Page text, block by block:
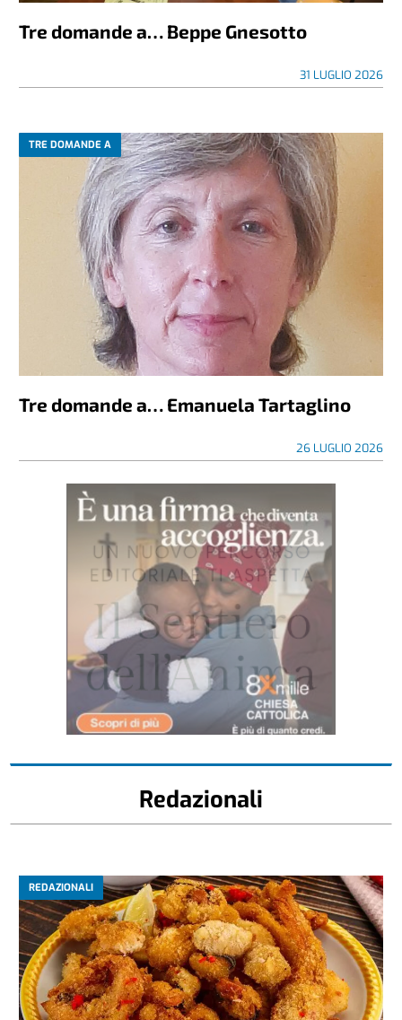
Tre domande a… Beppe Gnesotto
31 LUGLIO 2026
TRE DOMANDE A
Tre domande a… Emanuela Tartaglino
26 LUGLIO 2026
Redazionali
REDAZIONALI